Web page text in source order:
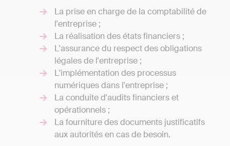
La prise en charge de la comptabilité de
l'entreprise ;
La réalisation des états financiers ;
L'assurance du respect des obligations
légales de l'entreprise ;
L'implémentation des processus
numériques dans l'entreprise ;
La conduite d'audits financiers et
opérationnels ;
La fourniture des documents justificatifs
aux autorités en cas de besoin.